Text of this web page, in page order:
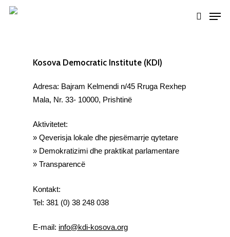
Skip
search
Kosova Democratic Institute (KDI)
Adresa: Bajram Kelmendi n/45 Rruga Rexhep
Mala, Nr. 33- 10000, Prishtinë
Aktivitetet:
» Qeverisja lokale dhe pjesëmarrje qytetare
» Demokratizimi dhe praktikat parlamentare
» Transparencë
Kontakt:
Tel: 381 (0) 38 248 038
E-mail: info@kdi-kosova.org